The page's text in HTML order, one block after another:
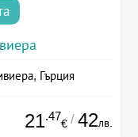
Гърция
21.47
€ / 42лв.